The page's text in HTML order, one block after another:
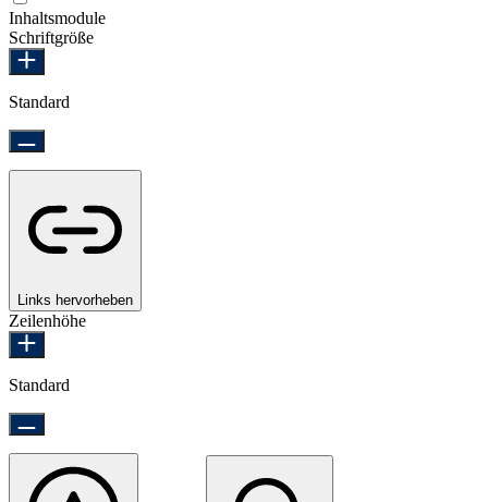
Inhaltsmodule
Schriftgröße
Standard
Links hervorheben
Zeilenhöhe
Standard